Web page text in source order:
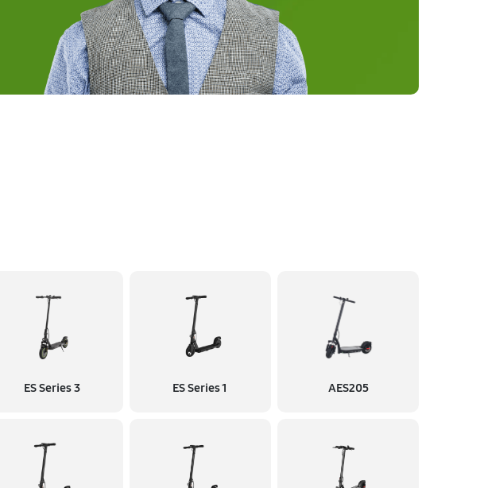
ES Series 3 ES Series 1 AES205